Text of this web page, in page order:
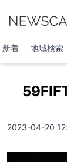
新着 地域検索
2023-04-20